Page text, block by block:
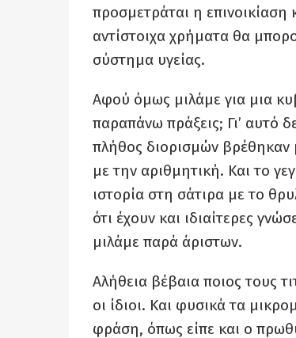
προσμετράται η επινοικίαση
αντίστοιχα χρήματα θα
σύστημα υγείας.
Αφού όμως μιλάμε για μια
παραπάνω πράξεις; Γι’ αυτό
πλήθος διορισμών βρέθηκαν
με την αριθμητική. Και το
ιστορία στη σάτιρα με το
ότι έχουν και ιδιαίτερες
μιλάμε παρά άριστων.
Αλήθεια βέβαια ποιος τους
οι ίδιοι. Και φυσικά τα
φράση, όπως είπε και ο